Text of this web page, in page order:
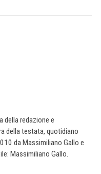
della redazione e
della testata, quotidiano
da Massimiliano Gallo e
Massimiliano Gallo.